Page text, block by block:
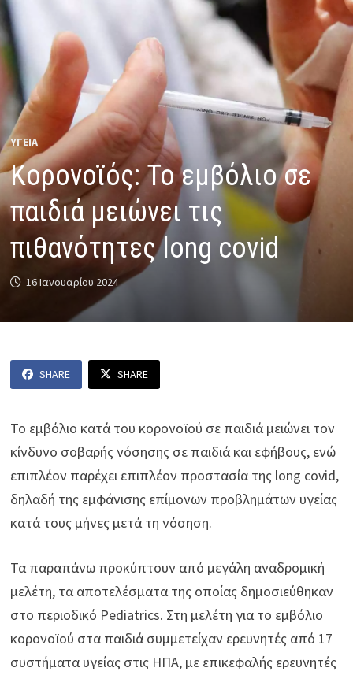
ΥΓΕΙΑ
Κορονοϊός: Το εμβόλιο σε
παιδιά μειώνει τις
πιθανότητες long covid
16 Ιανουαρίου 2024
SHARE SHARE
Το εμβόλιο κατά του κορονοϊού σε παιδιά μειώνει τον
κίνδυνο σοβαρής νόσησης σε παιδιά και εφήβους, ενώ
επιπλέον παρέχει επιπλέον προστασία της long covid,
δηλαδή της εμφάνισης επίμονων προβλημάτων υγείας
κατά τους μήνες μετά τη νόσηση.
Τα παραπάνω προκύπτουν από μεγάλη αναδρομική
μελέτη, τα αποτελέσματα της οποίας δημοσιεύθηκαν
στο περιοδικό Pediatrics. Στη μελέτη για το εμβόλιο
κορονοϊού στα παιδιά συμμετείχαν ερευνητές από 17
συστήματα υγείας στις ΗΠΑ, με επικεφαλής ερευνητές